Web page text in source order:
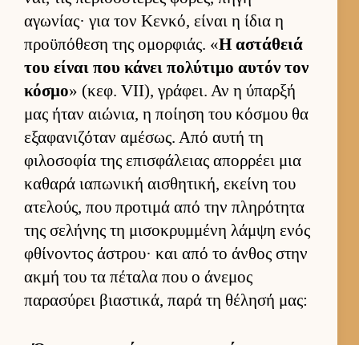
αγωνίας· για τον Κεν­κό, εί­ναι η ίδια η
προϋπόθεση της ομορ­φιάς. «Η αστάθειά
του εί­ναι που κάνει πολύτιμο αυ­τόν τον
κόσμο» (κεφ. VII), γράφει. Αν η ύπαρξή
μας ήταν αιώνια, η ποί­ηση του κόσμου θα
εξαφανιζόταν αμέσως. Από αυτή τη
φιλοσοφία της επισφάλειας απορ­ρέει μια
καθαρά ια­πωνική αι­σθητική, εκείνη του
ατελούς, που προτιμά από την πληρότητα
της σελήνης τη μισοκρυμ­μένη λάμψη ενός
φθίνοντος άστρου· και από το άν­θος στην
ακμή του τα πέταλα που ο άνεμος
παρασύρει βια­στικά, παρά τη θέλησή μας: